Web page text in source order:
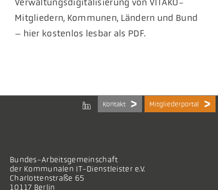
Verwaltungsdigitalisierung von VITAKO-
Mitgliedern, Kommunen, Ländern und Bund
– hier kostenlos lesbar als PDF.
Kontakt Mitgliederportal
Bundes-Arbeitsgemeinschaft
der Kommunalen IT-Dienstleister e.V.
Charlottenstraße 65
10117 Berlin